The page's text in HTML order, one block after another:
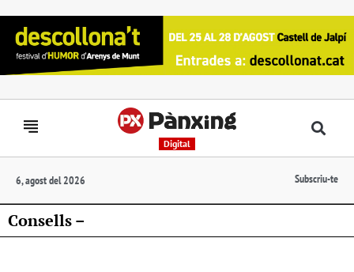
Digital
6, agost del 2026 Subscriu-te
Consells –